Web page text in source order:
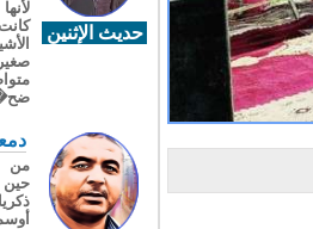
حديث الإثنين
ضح�
من
حين